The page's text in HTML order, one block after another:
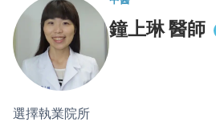
健康主題館 鐘上琳醫師
選擇執業院所